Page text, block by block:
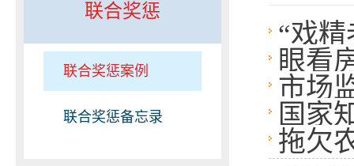
联合奖惩
联合奖惩案例
联合奖惩备忘录
“戏
眼看
市场
国家
拖欠